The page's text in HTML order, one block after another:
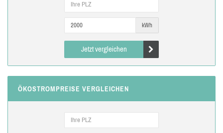
kWh
Jetzt vergleichen
ÖKOSTROMPREISE VERGLEICHEN